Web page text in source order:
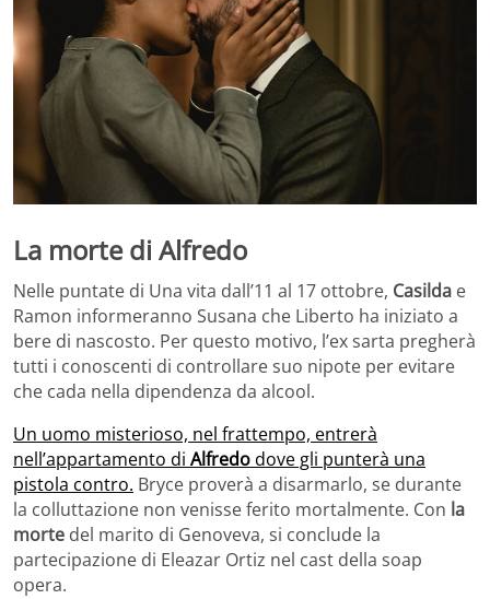
La morte di Alfredo
Nelle puntate di Una vita dall’11 al 17 ottobre, Casilda e
Ramon informeranno Susana che Liberto ha iniziato a
bere di nascosto. Per questo motivo, l’ex sarta pregherà
tutti i conoscenti di controllare suo nipote per evitare
che cada nella dipendenza da alcool.
Un uomo misterioso, nel frattempo, entrerà
nell’appartamento di Alfredodove gli punterà una
pistola contro. Bryce proverà a disarmarlo, se durante
la colluttazione non venisse ferito mortalmente. Con la
morte del marito di Genoveva, si conclude la
partecipazione di Eleazar Ortiz nel cast della soap
opera.